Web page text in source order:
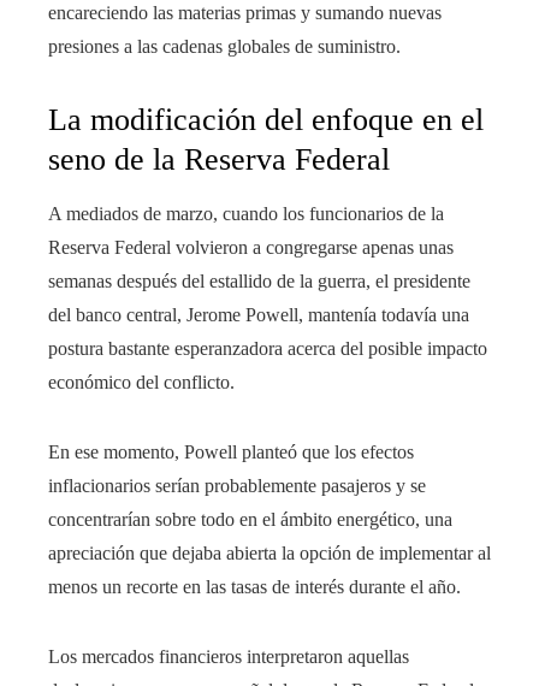
encareciendo las materias primas y sumando nuevas
presiones a las cadenas globales de suministro.
La modificación del enfoque en el
seno de la Reserva Federal
A mediados de marzo, cuando los funcionarios de la
Reserva Federal volvieron a congregarse apenas unas
semanas después del estallido de la guerra, el presidente
del banco central, Jerome Powell, mantenía todavía una
postura bastante esperanzadora acerca del posible impacto
económico del conflicto.
En ese momento, Powell planteó que los efectos
inflacionarios serían probablemente pasajeros y se
concentrarían sobre todo en el ámbito energético, una
apreciación que dejaba abierta la opción de implementar al
menos un recorte en las tasas de interés durante el año.
Los mercados financieros interpretaron aquellas